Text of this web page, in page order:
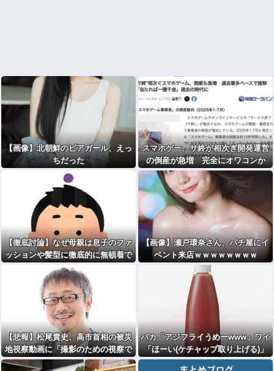
【画像】北朝鮮のビアガール、えっ
ちだった
スマホゲー、サ終が相次ぎ開発運営
の倒産が急増 完全にオワコンか
【徹底討論】なぜ母親は息子のファ
ッションや髪型に徹底的に無頓着で
居られるのか・・・
【画像】瀬戸環奈さん、パチ屋にイ
ベント来店ｗｗｗｗｗｗｗｗ
【悲報】松尾貴史、高市首相の被災
地視察動画に「撮影のための視察で
しかない」
バカ「アジフライうめーwww」ワイ
「ほーい(ケチャップ取り上げる)」